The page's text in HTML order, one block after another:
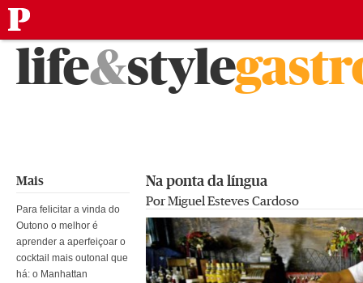
Saltarlife&style
Na ponta da língua
Por Miguel Esteves Cardoso
Mais
Para felicitar a vinda do
Outono o melhor é
aprender a aperfeiçoar o
cocktail mais outonal que
há: o Manhattan